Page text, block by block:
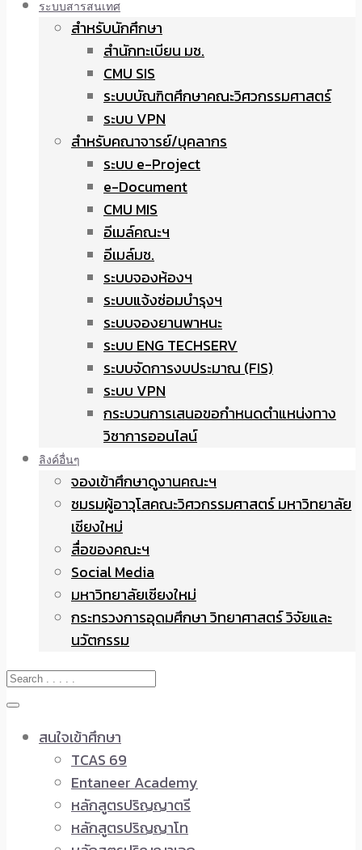
ระบบสารสนเทศ
สำหรับนักศึกษา
สำนักทะเบียน มช.
CMU SIS
ระบบบัณฑิตศึกษาคณะวิศวกรรมศาสตร์
ระบบ VPN
สำหรับคณาจารย์/บุคลากร
ระบบ e-Project
e-Document
CMU MIS
อีเมล์คณะฯ
อีเมล์มช.
ระบบจองห้องฯ
ระบบแจ้งซ่อมบำรุงฯ
ระบบจองยานพาหนะ
ระบบ ENG TECHSERV
ระบบจัดการงบประมาณ (FIS)
ระบบ VPN
กระบวนการเสนอขอกำหนดตำแหน่งทาง
วิชาการออนไลน์
ลิงค์อื่นๆ
จองเข้าศึกษาดูงานคณะฯ
ชมรมผู้อาวุโสคณะวิศวกรรมศาสตร์ มหาวิทยาลัย
เชียงใหม่
สื่อของคณะฯ
Social Media
มหาวิทยาลัยเชียงใหม่
กระทรวงการอุดมศึกษา วิทยาศาสตร์ วิจัยและ
นวัตกรรม
สนใจเข้าศึกษา
TCAS 69
Entaneer Academy
หลักสูตรปริญญาตรี
หลักสูตรปริญญาโท